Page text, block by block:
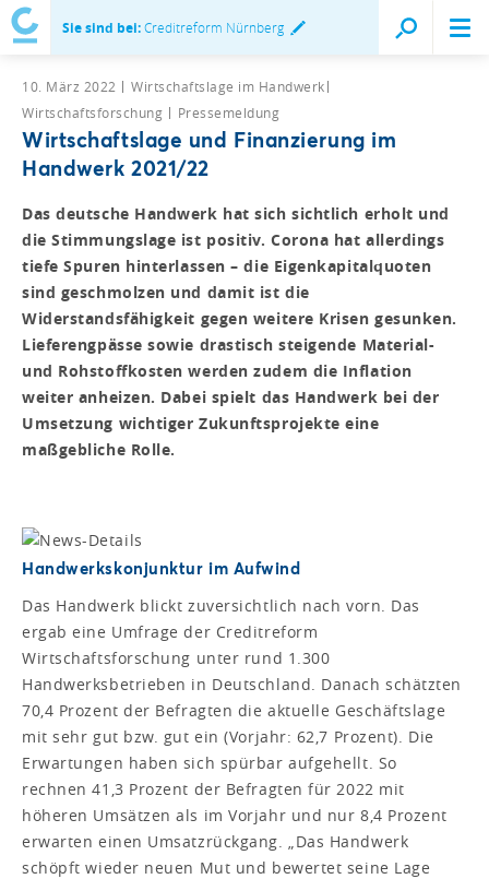
Sie sind bei:Creditreform Nürnberg
10. März 2022
Wirtschaftslage im Handwerk
Wirtschaftsforschung
Pressemeldung
Wirtschaftslage und Finanzierung im
Handwerk 2021/22
Das deutsche Handwerk hat sich sichtlich erholt und
die Stimmungslage ist positiv. Corona hat allerdings
tiefe Spuren hinterlassen – die Eigenkapitalquoten
sind geschmolzen und damit ist die
Widerstandsfähigkeit gegen weitere Krisen gesunken.
Lieferengpässe sowie drastisch steigende Material-
und Rohstoffkosten werden zudem die Inflation
weiter anheizen. Dabei spielt das Handwerk bei der
Umsetzung wichtiger Zukunftsprojekte eine
maßgebliche Rolle.
Handwerkskonjunktur im Aufwind
Das Handwerk blickt zuversichtlich nach vorn. Das
ergab eine Umfrage der Creditreform
Wirtschaftsforschung unter rund 1.300
Handwerksbetrieben in Deutschland. Danach schätzten
70,4 Prozent der Befragten die aktuelle Geschäftslage
mit sehr gut bzw. gut ein (Vorjahr: 62,7 Prozent). Die
Erwartungen haben sich spürbar aufgehellt. So
rechnen 41,3 Prozent der Befragten für 2022 mit
höheren Umsätzen als im Vorjahr und nur 8,4 Prozent
erwarten einen Umsatzrückgang. „Das Handwerk
schöpft wieder neuen Mut und bewertet seine Lage